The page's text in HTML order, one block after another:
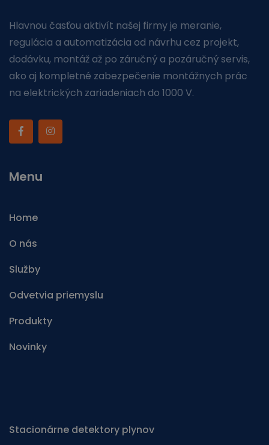
Hlavnou časťou aktivít našej firmy je meranie,
regulácia a automatizácia od návrhu cez projekt,
dodávku, montáž až po záručný a pozáručný servis,
ako aj kompletné zabezpečenie montážnych prác
na elektrických zariadeniach do 1000 V.
Menu
Home
O nás
Služby
Odvetvia priemyslu
Produkty
Novinky
Stacionárne detektory plynov